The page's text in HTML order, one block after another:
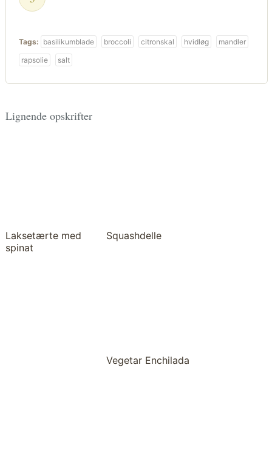
Tags: basilikumblade broccoli citronskal hvidløg
mandler
rapsolie
salt
Lignende opskrifter
Laksetærte med
spinat
Squashdelle
Vegetar Enchilada